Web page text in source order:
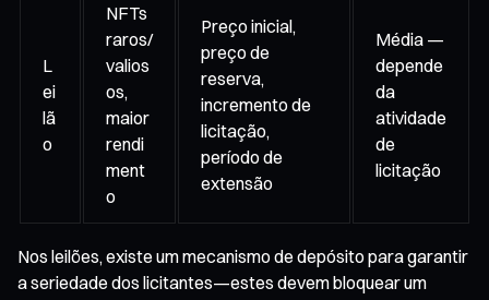
L
ei
lã
o
NFTs
raros/
valios
os,
maior
rendi
ment
o
Preço inicial,
preço de
reserva,
incremento de
licitação,
período de
extensão
Média —
depende
da
atividade
de
licitação
Nos leilões, existe um mecanismo de depósito para garantir
a seriedade dos licitantes—estes devem bloquear um